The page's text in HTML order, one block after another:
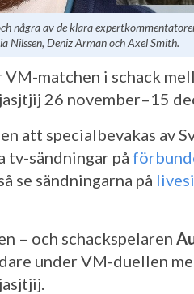
några av de klara
Nilssen, Deniz Arman och Axel Smith.
matchen i schack
26 november–15
att specialbevakas av
tv-sändningar på
se sändningarna på
– och schackspelaren
under VM-duellen